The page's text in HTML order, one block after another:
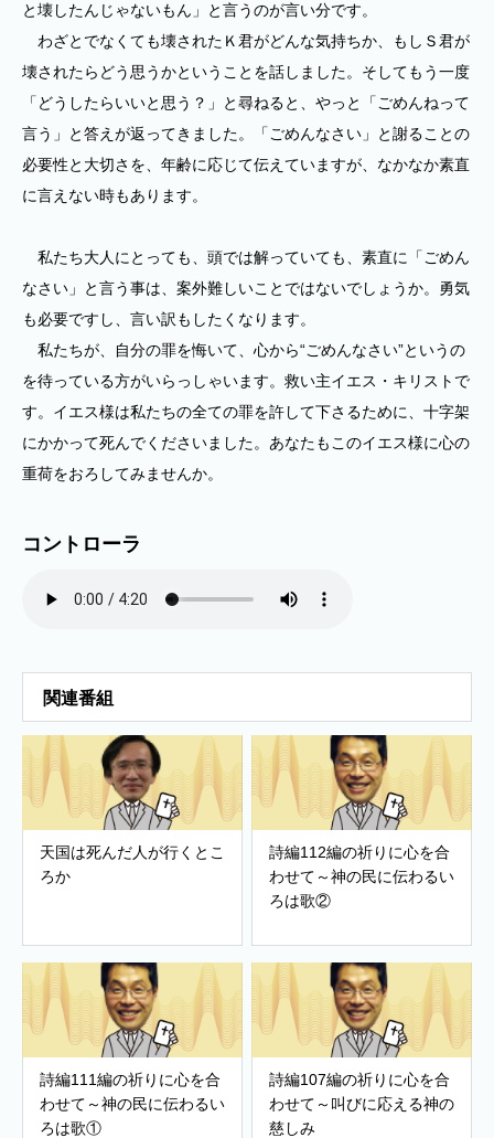
と壊したんじゃないもん」と言うのが言い分です。
わざとでなくても壊されたＫ君がどんな気持ちか、もしＳ君が
壊されたらどう思うかということを話しました。そしてもう一度
「どうしたらいいと思う？」と尋ねると、やっと「ごめんねって
言う」と答えが返ってきました。「ごめんなさい」と謝ることの
必要性と大切さを、年齢に応じて伝えていますが、なかなか素直
に言えない時もあります。
私たち大人にとっても、頭では解っていても、素直に「ごめん
なさい」と言う事は、案外難しいことではないでしょうか。勇気
も必要ですし、言い訳もしたくなります。
私たちが、自分の罪を悔いて、心から“ごめんなさい”というの
を待っている方がいらっしゃいます。救い主イエス・キリストで
す。イエス様は私たちの全ての罪を許して下さるために、十字架
にかかって死んでくださいました。あなたもこのイエス様に心の
重荷をおろしてみませんか。
コントローラ
関連番組
天国は死んだ人が行くとこ
ろか
詩編112編の祈りに心を合
わせて～神の民に伝わるい
ろは歌②
詩編111編の祈りに心を合
わせて～神の民に伝わるい
ろは歌①
詩編107編の祈りに心を合
わせて～叫びに応える神の
慈しみ